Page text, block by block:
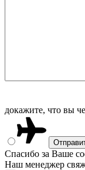
докажите, что вы
Спасибо за Ваше
Наш менеджер